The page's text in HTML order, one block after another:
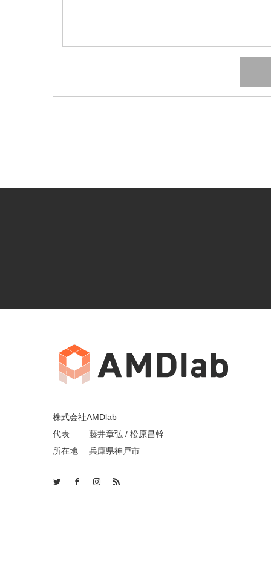
株式会社AMDlab
代表 藤井章弘 / 松原昌幹
所在地 兵庫県神戸市